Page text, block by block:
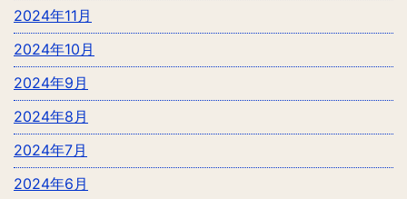
2024年11月
2024年10月
2024年9月
2024年8月
2024年7月
2024年6月